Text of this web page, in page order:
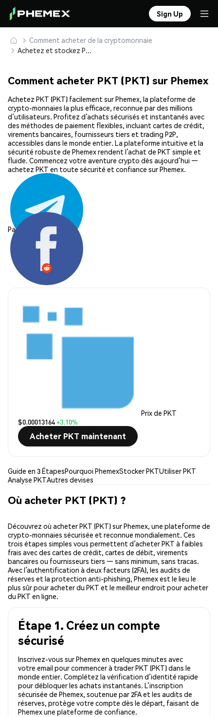
Sign Up
Comment acheter de la cryptomonnaie
Achetez et stockez PKT (PKT) en toute sécurité
Comment acheter PKT (PKT) sur Phemex
Achetez PKT (PKT) facilement sur Phemex, la plateforme de
crypto-monnaies la plus efficace, reconnue par des millions
d’utilisateurs. Profitez d’achats sécurisés et instantanés avec
des méthodes de paiement flexibles, incluant cartes de crédit,
virements bancaires, fournisseurs tiers et trading P2P,
accessibles dans le monde entier. La plateforme intuitive et la
sécurité robuste de Phemex rendent l’achat de PKT simple et
fluide. Commencez votre aventure crypto dès aujourd’hui —
achetez PKT en toute sécurité et confiance sur Phemex.
Partager:
Prix de PKT
$0.00013164+3.10%
Acheter PKT maintenant
Guide en 3 ÉtapesPourquoi PhemexStocker PKTUtiliser PKT
Analyse PKTAutres devises
Où acheter PKT (PKT) ?
Découvrez où acheter PKT (PKT) sur Phemex, une plateforme de
crypto-monnaies sécurisée et reconnue mondialement. Ces
trois étapes simples vous permettent d’acheter PKT à faibles
frais avec des cartes de crédit, cartes de débit, virements
bancaires ou fournisseurs tiers — sans minimum, sans tracas.
Avec l’authentification à deux facteurs (2FA), les audits de
réserves et la protection anti-phishing, Phemex est le lieu le
plus sûr pour acheter du PKT et le meilleur endroit pour acheter
du PKT en ligne.
Étape 1. Créez un compte
sécurisé
Inscrivez-vous sur Phemex en quelques minutes avec
votre email pour commencer à trader PKT (PKT) dans le
monde entier. Complétez la vérification d’identité rapide
pour débloquer les achats instantanés. L’inscription
sécurisée de Phemex, soutenue par 2FA et les audits de
réserves, protège votre compte dès le départ, faisant de
Phemex une plateforme de confiance.